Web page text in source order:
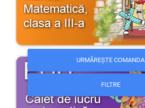
URMĂREȘTE COMANDA
FILTRE